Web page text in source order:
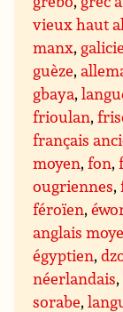
vieux haut
manx,
guèze,
gbaya,
frioulan,
français
moyen,fon,
ougriennes,
féroïen,
anglais
égyptien,
néerlandais,
sorabe,